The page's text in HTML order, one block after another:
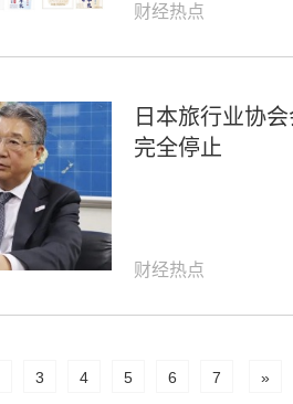
财经热点
日本旅行业协
完全停止
财经热点
3 4 5 6 7 »